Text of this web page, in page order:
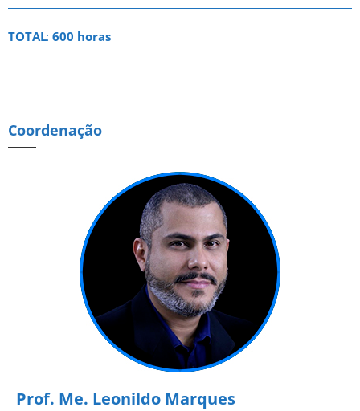
TOTAL: 600 horas
Coordenação
Prof. Me. Leonildo Marques